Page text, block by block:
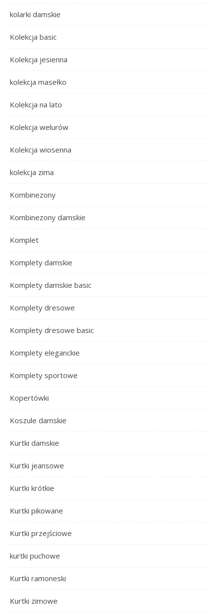
kolarki damskie
Kolekcja basic
Kolekcja jesienna
kolekcja masełko
Kolekcja na lato
Kolekcja welurów
Kolekcja wiosenna
kolekcja zima
Kombinezony
Kombinezony damskie
Komplet
Komplety damskie
Komplety damskie basic
Komplety dresowe
Komplety dresowe basic
Komplety eleganckie
Komplety sportowe
Kopertówki
Koszule damskie
Kurtki damskie
Kurtki jeansowe
Kurtki krótkie
Kurtki pikowane
Kurtki przejściowe
kurtki puchowe
Kurtki ramoneski
Kurtki zimowe